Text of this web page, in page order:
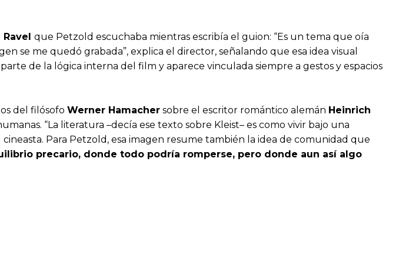
Ravel que Petzold escuchaba mientras escribía el guion: “Es un tema que oía
se me quedó grabada”, explica el director, señalando que esa idea visual
de la lógica interna del film y aparece vinculada siempre a gestos y espacios
del filósofo Werner Hamacher sobre el escritor romántico alemán Heinrich
“La literatura –decía ese texto sobre Kleist– es como vivir bajo una
Para Petzold, esa imagen resume también la idea de comunidad que
precario, donde todo podría romperse, pero donde aun así algo